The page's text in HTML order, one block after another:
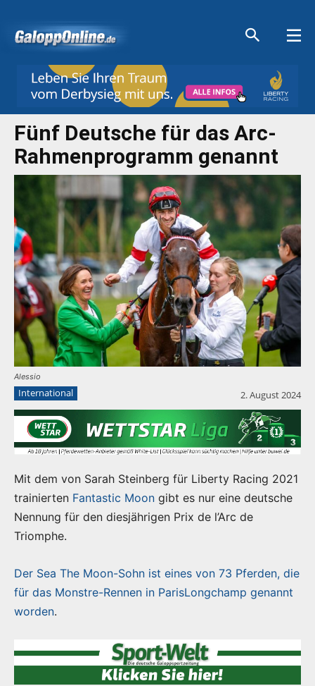
Fünf Deutsche für das Arc-
Rahmenprogramm genannt
Alessio
International 2. August 2024
Mit dem von Sarah Steinberg für Liberty Racing 2021
trainierten Fantastic Moon gibt es nur eine deutsche
Nennung für den diesjährigen Prix de l’Arc de
Triomphe.
Der Sea The Moon-Sohn ist eines von 73 Pferden, die
für das Monstre-Rennen in ParisLongchamp genannt
worden.